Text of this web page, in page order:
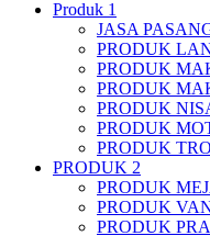
Produk 1
JASA
PRODUK
PRODUK
PRODUK
PRODUK
PRODUK
PRODUK
PRODUK 2
PRODUK
PRODUK
PRODUK